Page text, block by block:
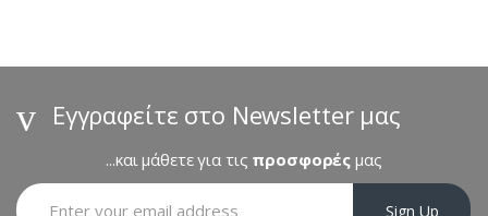
d
Εγγραφείτε στο Newsletter μας
...και μάθετε για τις προσφορές μας
Sign Up